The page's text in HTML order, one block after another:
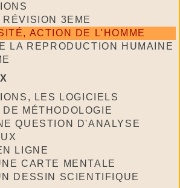
3EME
ACTION DE L'HOMME
LA REPRODUCTION HUMAINE
LES LOGICIELS
MÉTHODOLOGIE
QUESTION D'ANALYSE
LIGNE
CARTE MENTALE
DESSIN SCIENTIFIQUE